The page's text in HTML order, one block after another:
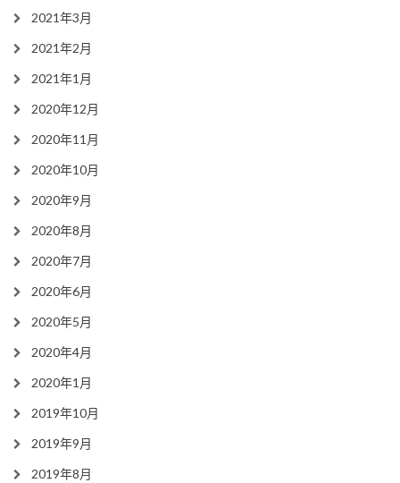
2021年3月
2021年2月
2021年1月
2020年12月
2020年11月
2020年10月
2020年9月
2020年8月
2020年7月
2020年6月
2020年5月
2020年4月
2020年1月
2019年10月
2019年9月
2019年8月